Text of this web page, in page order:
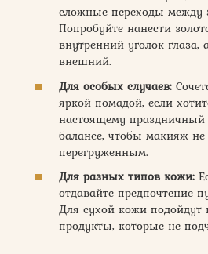
сложные переходы между
Попробуйте нанести
внутренний уголок
внешний.
Для особых случаев:
яркой помадой, если
настоящему
балансе, чтобы макияж не
перегруженным.
Для разных типов кожи:
отдавайте предпочтение
Для сухой кожи
продукты, которые не